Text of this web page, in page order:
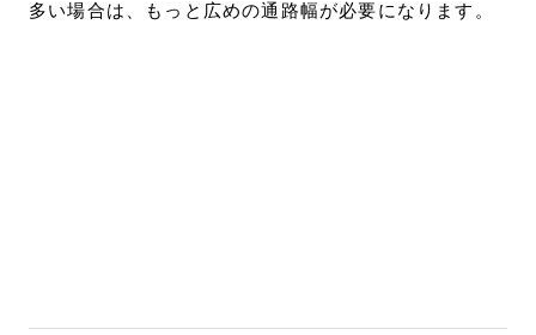
多い場合は、もっと広めの通路幅が必要になります。